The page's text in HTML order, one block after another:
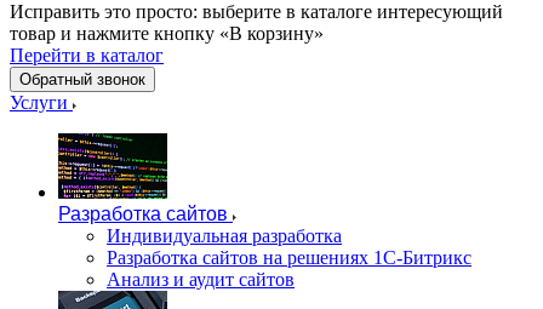
Исправить это просто: выберите в каталоге интересующий
товар и нажмите кнопку «В корзину»
Перейти в каталог
Обратный звонок
Услуги
Разработка сайтов
Индивидуальная разработка
Разработка сайтов на решениях 1С-Битрикс
Анализ и аудит сайтов